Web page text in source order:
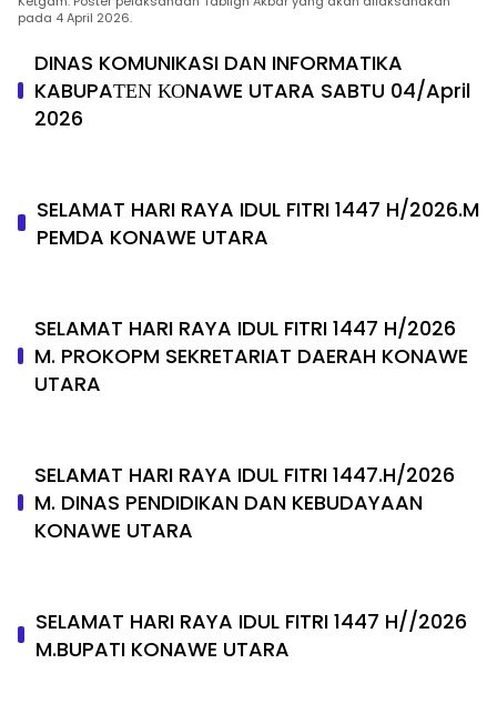
pada 4 April 2026.
DINAS KOMUNIKASI DAN INFORMATIKA
KABUPAΤΕΝ ΚΟNAWE UTARA SABTU 04/April
2026
SELAMAT HARI RAYA IDUL FITRI 1447 H/2026.M
PEMDA KONAWE UTARA
SELAMAT HARI RAYA IDUL FITRI 1447 H/2026
M. PROKOPM SEKRETARIAT DAERAH KONAWE
UTARA
SELAMAT HARI RAYA IDUL FITRI 1447.H/2026
M. DINAS PENDIDIKAN DAN KEBUDAYAAN
KONAWE UTARA
SELAMAT HARI RAYA IDUL FITRI 1447 H//2026
M.BUPATI KONAWE UTARA